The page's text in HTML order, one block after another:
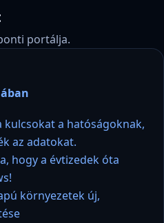
portálja.
a hatóságoknak,
az adatokat.
hogy a évtizedek óta
környezetek új,